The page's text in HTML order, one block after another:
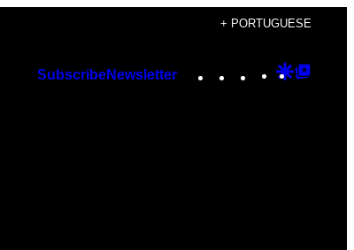
+ PORTUGUESE
SubscribeNewsletter Instagram
TikTok
YouTube
Google